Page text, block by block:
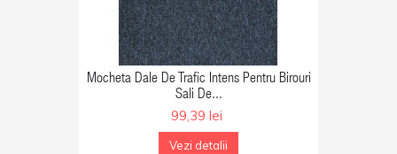
Mocheta Dale De Trafic Intens Pentru Birouri
Sali De...
99,39 lei
Vezi detalii